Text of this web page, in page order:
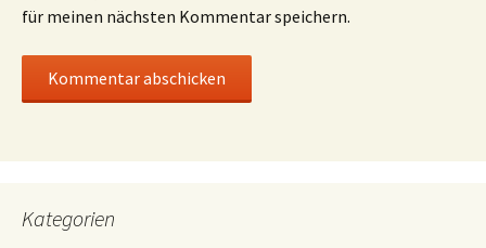
für meinen nächsten Kommentar speichern.
Kategorien